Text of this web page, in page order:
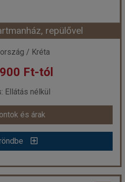
08-25 | 7 éj
Ft-tól
és árak
repülővel
/ Kréta
Ft-tól
Ellátás nélkül
és árak
repülővel